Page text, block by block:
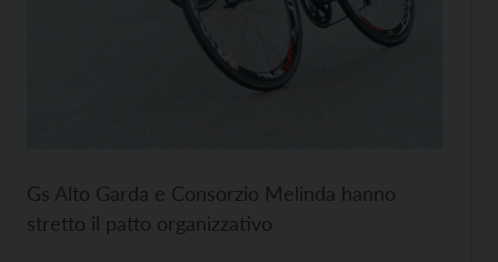
Gs Alto Garda e Consorzio Melinda hanno
stretto il patto organizzativo